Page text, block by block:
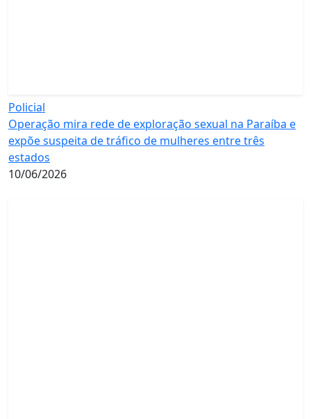
Policial
Operação mira rede de exploração sexual na Paraíba e
expõe suspeita de tráfico de mulheres entre três
estados
10/06/2026